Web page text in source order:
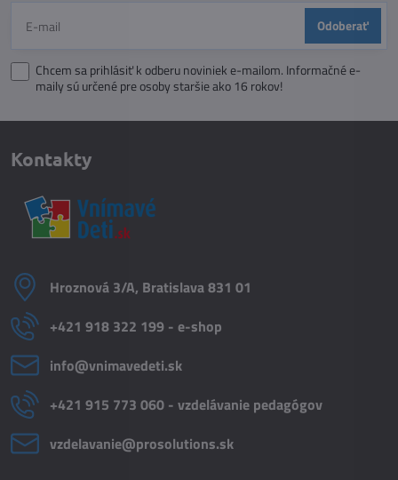
Odoberať
Chcem sa prihlásiť k odberu noviniek e-mailom. Informačné e-
maily sú určené pre osoby staršie ako 16 rokov!
Kontakty
Hroznová 3/A, Bratislava 831 01
+421 918 322 199 - e-shop
info​@vnimavedeti​.sk
+421 915 773 060 - vzdelávanie pedagógov
vzdelavanie​@prosolutions​.sk